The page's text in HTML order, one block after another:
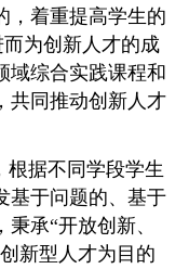
，着重提高学生的
为创新人才的成
域综合实践课程和
共同推动创新人才
根据不同学段学生
基于问题的、基于
承“开放创新、
新型人才为目的